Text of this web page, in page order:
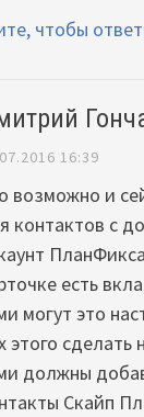
чтобы
16:39
возможно и
контактов с
есть
могут это
этого сделать
должны
Скайп